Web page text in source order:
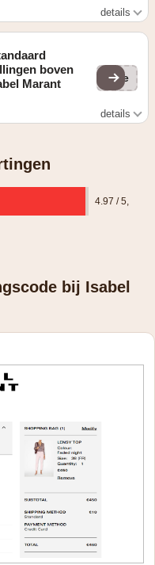
details
boven
Marant
(ge
details
4.97 / 5
bij Isabel